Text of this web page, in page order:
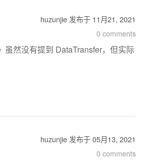
huzunjie 发布于 11月21, 2021
0 comments
虽然没有提到 DataTransfer，但实际
huzunjie 发布于05月13, 2021
0 comments